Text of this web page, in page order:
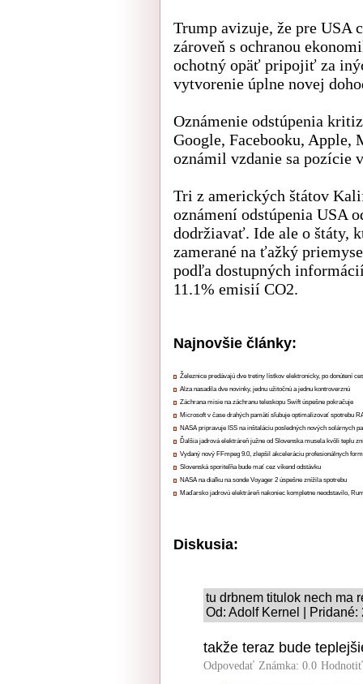
Trump avizuje, že pre USA
zároveň s ochranou
ochotný opäť pripojiť za
vytvorenie úplne novej
Oznámenie odstúpenia
Google, Facebooku,
oznámil vzdanie sa pozície
Tri z amerických štátov
oznámení odstúpenia USA
dodržiavať. Ide ale o štáty,
zamerané na ťažký
podľa dostupných
11.1% emisií CO2.
Najnovšie články:
Železnice predávajú dve tretiny lístkov elektronicky, po donútení
Alza nasadila dve novinky, jednu užitočnú a jednu kontroverznú
Záchrana misie na záchranu teleskopu Swift úspešne pokračuje
Microsoft v čase drahých pamätí sľubuje optimalizovať spotrebu
NASA pripravuje ISS na inštaláciu posledných nových solárnych
Ďalšia jadrová elektráreň južne od Slovenska musela kvôli teplu
Vydaný nový FFmpeg 9.0, zlepšil akceleráciu profesionálnych
Slovenská sporiteľňa bude mať cez víkend odstávku
NASA na diaľku na sonde Voyager 2 úspešne znížila spotrebu
Maďarsko jadrovú elektráreň nakoniec kompletne neodstavilo,
Diskusia:
tu drbnem titulok nech ma
Od: Adolf Kernel | Pridané:
takže teraz bude
Odpovedať Známka: 0.0